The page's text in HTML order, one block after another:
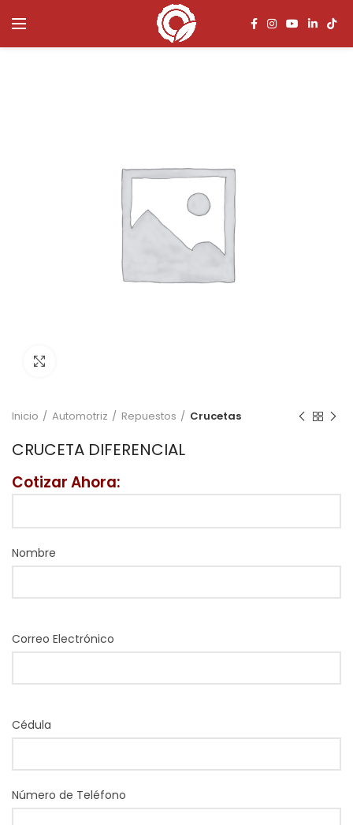
Inicio Automotriz Repuestos Crucetas
CRUCETA DIFERENCIAL
Cotizar Ahora:
Nombre
Correo Electrónico
Cédula
Número de Teléfono